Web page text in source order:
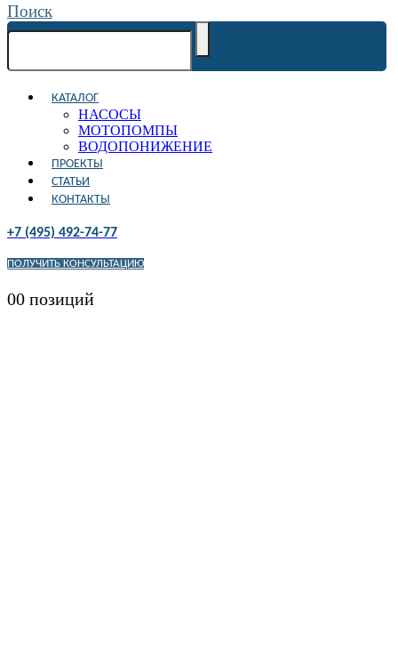
Поиск
КАТАЛОГ
НАСОСЫ
МОТОПОМПЫ
ВОДОПОНИЖЕНИЕ
ПРОЕКТЫ
СТАТЬИ
КОНТАКТЫ
+7 (495) 492-74-77
ПОЛУЧИТЬ КОНСУЛЬТАЦИЮ
00 позиций